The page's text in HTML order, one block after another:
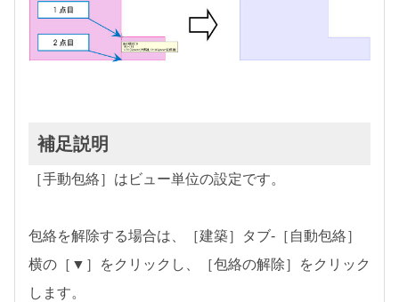
補足説明
［手動包絡］はビュー単位の設定です。
包絡を解除する場合は、［建築］タブ-［自動包絡］
横の［▼］をクリックし、［包絡の解除］をクリック
します。